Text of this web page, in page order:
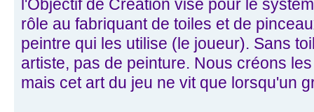
l'Objectif de Création visé pour le
rôle au fabriquant de toiles et de
peintre qui les utilise (le joueur). Sans
artiste, pas de peinture. Nous créons
mais cet art du jeu ne vit que lorsqu'un